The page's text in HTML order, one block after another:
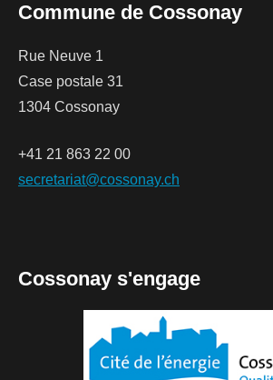
Commune de Cossonay
Rue Neuve 1
Case postale 31
1304 Cossonay
+41 21 863 22 00
secretariat@cossonay.ch
Cossonay s'engage